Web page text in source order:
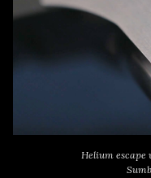
Helium escape